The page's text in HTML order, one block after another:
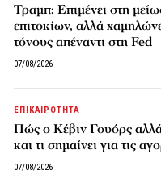
Τραμπ: Επιμένει στη
επιτοκίων, αλλά
τόνους απέναντι στη Fed
07/08/2026
ΕΠΙΚΑΙΡΟΤΗΤΑ
Πώς ο Κέβιν Γουόρς
και τι σημαίνει για τις
07/08/2026